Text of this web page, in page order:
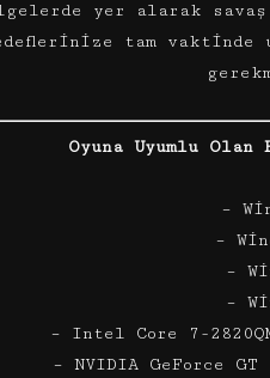
yer alarak savaş
tam vaktinde
Oyuna Uyumlu
–
–
–
–
– Intel Core 7-
– NVIDIA GeForce